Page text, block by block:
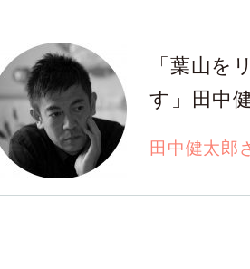
「葉山
す」田中
田中健太郎